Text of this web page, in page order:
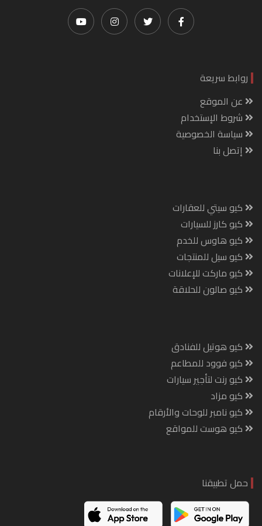
روابط سريعة
عن الموقع
شروط الإستخدام
سياسة الخصوصية
إتصل بنا
كيو سيتي للعقارات
كيو كارز للسيارات
كيو هاوس للخدم
كيو سيل للمنتجات
كيو ماركت للإعلانات
كيو صالون للحلاقة
كيو هوتيل للفنادق
كيو فوود للمطاعم
كيو رنت لتأجير سيارات
كيو مزاد
كيو نامبر للوحات والأرقام
كيو هوست للمواقع
حمل تطبيقنا